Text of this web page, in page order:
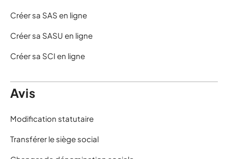
Créer sa SAS en ligne
Créer sa SASU en ligne
Créer sa SCI en ligne
Avis
Modification statutaire
Transférer le siège social